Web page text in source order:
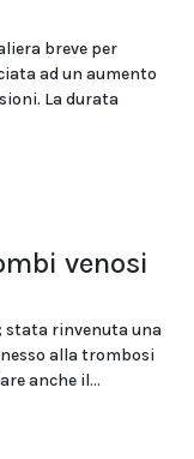
breve per
ad un aumento
La durata
venosi
stata rinvenuta una
alla trombosi
anche il...